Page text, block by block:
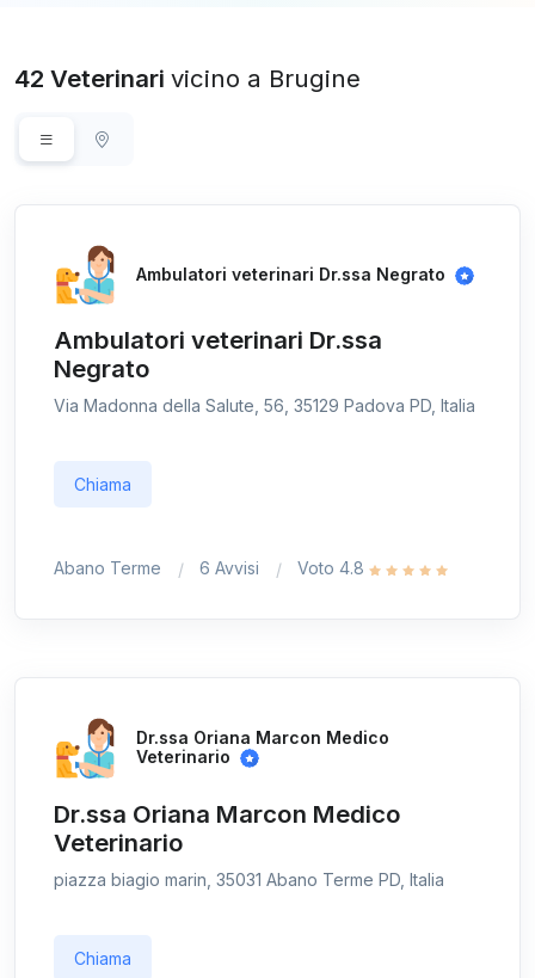
42 Veterinari vicino a Brugine
Ambulatori veterinari Dr.ssa Negrato
Ambulatori veterinari Dr.ssa
Negrato
Via Madonna della Salute, 56, 35129 Padova PD, Italia
Chiama
Abano Terme 6 Avvisi Voto 4.8
Dr.ssa Oriana Marcon Medico
Veterinario
Dr.ssa Oriana Marcon Medico
Veterinario
piazza biagio marin, 35031 Abano Terme PD, Italia
Chiama